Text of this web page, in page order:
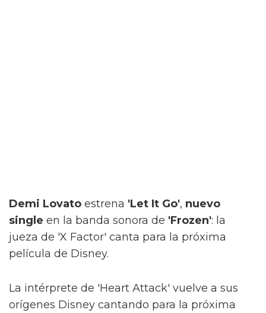
Demi Lovato estrena 'Let It Go', nuevo
single en la banda sonora de 'Frozen': la
jueza de 'X Factor' canta para la próxima
película de Disney.
La intérprete de 'Heart Attack' vuelve a sus
orígenes Disney cantando para la próxima